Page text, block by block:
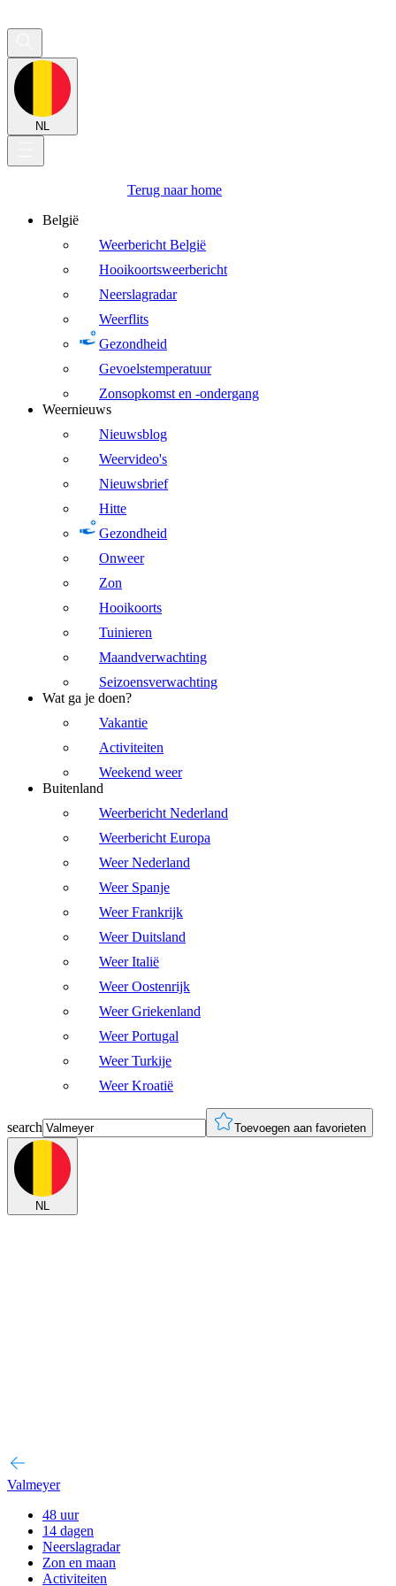
NL
Terug naar home
België
Weerbericht België
Hooikoortsweerbericht
Neerslagradar
Weerflits
Gezondheid
Gevoelstemperatuur
Zonsopkomst en -ondergang
Weernieuws
Nieuwsblog
Weervideo's
Nieuwsbrief
Hitte
Gezondheid
Onweer
Zon
Hooikoorts
Tuinieren
Maandverwachting
Seizoensverwachting
Wat ga je doen?
Vakantie
Activiteiten
Weekend weer
Buitenland
Weerbericht Nederland
Weerbericht Europa
Weer Nederland
Weer Spanje
Weer Frankrijk
Weer Duitsland
Weer Italië
Weer Oostenrijk
Weer Griekenland
Weer Portugal
Weer Turkije
Weer Kroatië
search Toevoegen aan favorieten
NL
Valmeyer
48 uur
14 dagen
Neerslagradar
Zon en maan
Activiteiten